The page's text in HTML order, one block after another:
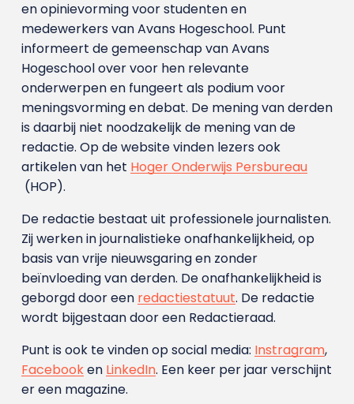
en opinievorming voor studenten en
medewerkers van Avans Hoge­school. Punt
informeert de gemeenschap van Avans
Hogeschool over voor hen relevante
onderwerpen en fungeert als podium voor
meningsvorming en debat. De mening van derden
is daarbij niet noodzakelijk de mening van de
redactie. Op de website vinden lezers ook
artikelen van het Hoger Onderwijs Persbureau
(HOP).
De redactie bestaat uit professionele journalisten.
Zij werken in journalistieke onafhankelijkheid, op
basis van vrije nieuwsgaring en zonder
beïnvloeding van derden. De onafhankelijkheid is
geborgd door een redactiestatuut. De redactie
wordt bijgestaan door een Redactieraad.
Punt is ook te vinden op social media: Instragram,
Facebooken LinkedIn. Een keer per jaar verschijnt
er een magazine.